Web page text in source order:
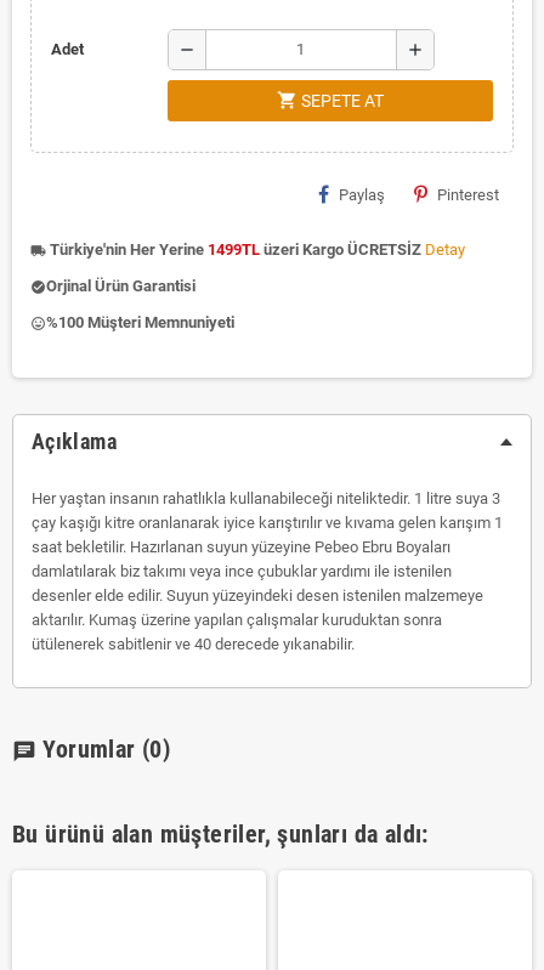
Adet remove add
shopping_cart SEPETE AT
Paylaş Pinterest
local_shipping Türkiye'nin Her Yerine 1499TL üzeri Kargo ÜCRETSİZ Detay
check_circleOrjinal Ürün Garantisi
insert_emoticon%100 Müşteri Memnuniyeti
Açıklama
Her yaştan insanın rahatlıkla kullanabileceği niteliktedir. 1 litre suya 3
çay kaşığı kitre oranlanarak iyice karıştırılır ve kıvama gelen karışım 1
saat bekletilir. Hazırlanan suyun yüzeyine Pebeo Ebru Boyaları
damlatılarak biz takımı veya ince çubuklar yardımı ile istenilen
desenler elde edilir. Suyun yüzeyindeki desen istenilen malzemeye
aktarılır. Kumaş üzerine yapılan çalışmalar kuruduktan sonra
ütülenerek sabitlenir ve 40 derecede yıkanabilir.
chat Yorumlar (0)
Bu ürünü alan müşteriler, şunları da aldı: